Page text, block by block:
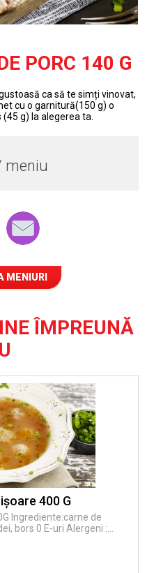
PORC 140 G
ca să te simți vinovat,
cu o garnitură(150 g) o
g) la alegerea ta.
meniu
MENIURI
ÎMPREUNĂ
400 G
Ingrediente:carne de
bors 0 E-uri Alergeni :...